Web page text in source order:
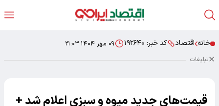
خانه اقتصاد کد خبر: ۱۹۲۶۴۰ ۰۹ مهر ۱۴۰۴ ۲۱:۰۳
تبلیغات
قیمت‌های جدید میوه و سبزی اعلام شد +